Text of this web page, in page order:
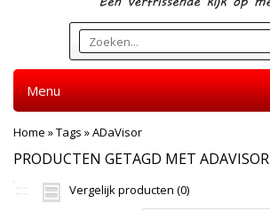
Menu
Home »Tags »ADaVisor
PRODUCTEN GETAGD MET ADAVISOR
Vergelijk producten (0)